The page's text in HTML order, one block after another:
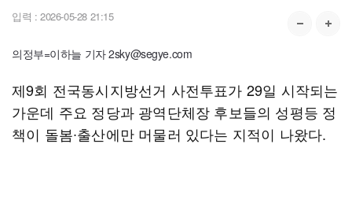
입력 : 2026-05-28 21:15
의정부=이하늘 기자 2sky@segye.com
제9회 전국동시지방선거 사전투표가 29일 시작되는
가운데 주요 정당과 광역단체장 후보들의 성평등 정
책이 돌봄∙출산에만 머물러 있다는 지적이 나왔다.